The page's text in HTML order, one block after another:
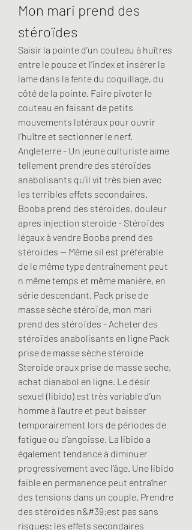
Mon mari prend des
stéroïdes
Saisir la pointe d’un couteau à huîtres
entre le pouce et l’index et insérer la
lame dans la fente du coquillage, du
côté de la pointe. Faire pivoter le
couteau en faisant de petits
mouvements latéraux pour ouvrir
l’huître et sectionner le nerf.
Angleterre - Un jeune culturiste aime
tellement prendre des stéroïdes
anabolisants qu’il vit très bien avec
les terribles effets secondaires.
Booba prend des stéroïdes, douleur
apres injection steroide - Stéroïdes
légaux à vendre Booba prend des
stéroïdes -- Même sil est préférable
de le même type dentraînement peut
n même temps et même manière, en
série descendant. Pack prise de
masse sèche stéroïde, mon mari
prend des stéroïdes - Acheter des
stéroïdes anabolisants en ligne Pack
prise de masse sèche stéroïde
Steroide oraux prise de masse seche,
achat dianabol en ligne. Le désir
sexuel (libido) est très variable d’un
homme à l’autre et peut baisser
temporairement lors de périodes de
fatigue ou d’angoisse. La libido a
également tendance à diminuer
progressivement avec l’âge. Une libido
faible en permanence peut entraîner
des tensions dans un couple. Prendre
des stéroïdes n&#39;est pas sans
risques: les effets secondaires